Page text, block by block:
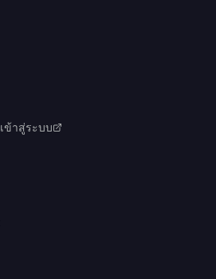
ข้าสู่ระบบ